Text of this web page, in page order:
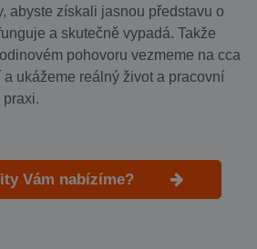
abyste získali jasnou představu o
a skutečně vypadá. Takže
pohovoru vezmeme na cca
ukážeme reálný život a pracovní
praxi.
Vám nabízíme?